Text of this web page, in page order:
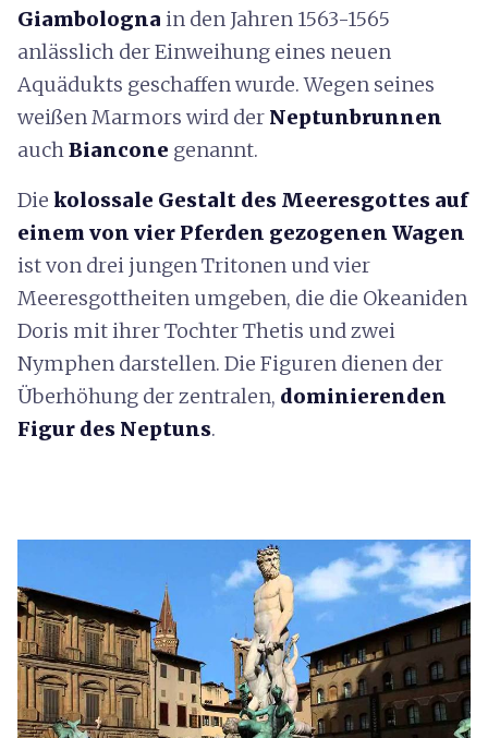
Giambologna in den Jahren 1563-1565
anlässlich der Einweihung eines neuen
Aquädukts geschaffen wurde. Wegen seines
weißen Marmors wird der Neptunbrunnen
auchBiancone genannt.
Die kolossale Gestalt des Meeresgottes auf
einem von vier Pferden gezogenen Wagen
ist von drei jungen Tritonen und vier
Meeresgottheiten umgeben, die die Okeaniden
Doris mit ihrer Tochter Thetis und zwei
Nymphen darstellen. Die Figuren dienen der
Überhöhung der zentralen, dominierenden
Figur des Neptuns.